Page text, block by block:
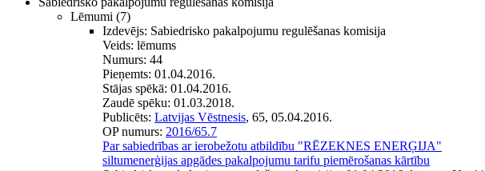
Lēmumi (7)
Izdevējs: Sabiedrisko pakalpojumu regulēšanas komisija
Veids: lēmums
Numurs: 44
Pieņemts: 01.04.2016.
Stājas spēkā: 01.04.2016.
Zaudē spēku: 01.03.2018.
Publicēts: Latvijas Vēstnesis, 65, 05.04.2016.
OP numurs: 2016/65.7
Par sabiedrības ar ierobežotu atbildību "RĒZEKNES ENERĢIJA"
siltumenerģijas apgādes pakalpojumu tarifu piemērošanas kārtību